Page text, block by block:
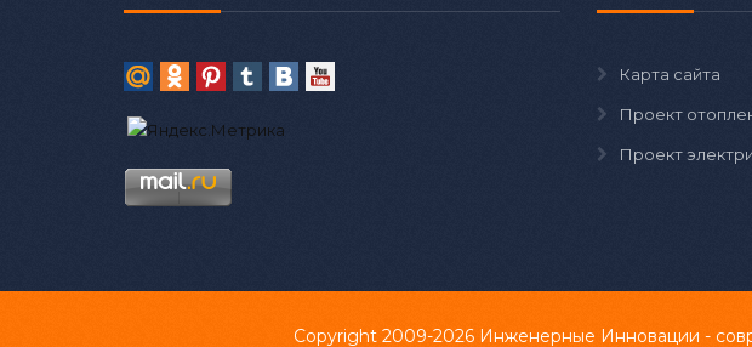
Карта сайта
Проект
Проект
Copyright 2009-2026 Инженерные Инновации -